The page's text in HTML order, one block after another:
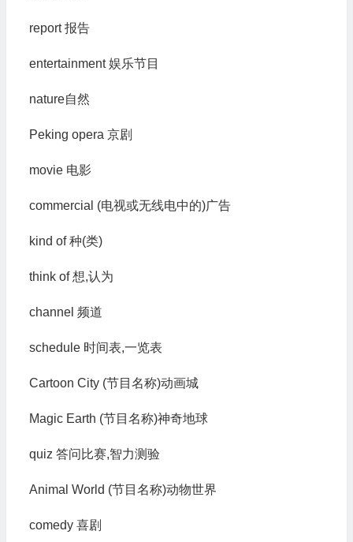
report 报告
entertainment 娱乐节目
nature自然
Peking opera 京剧
movie 电影
commercial (电视或无线电中的)广告
kind of 种(类)
think of 想,认为
channel 频道
schedule 时间表,一览表
Cartoon City (节目名称)动画城
Magic Earth (节目名称)神奇地球
quiz 答问比赛,智力测验
Animal World (节目名称)动物世界
comedy 喜剧